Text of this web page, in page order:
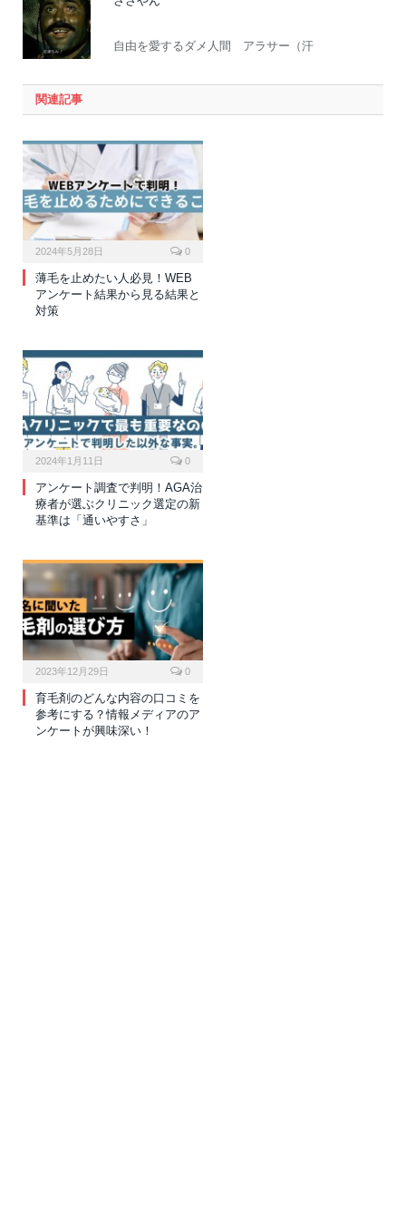
自由を愛するダメ人間 アラサー（汗
関連記事
2024年5月28日 0
薄毛を止めたい人必見！WEB
アンケート結果から見る結果と
対策
2024年1月11日 0
アンケート調査で判明！AGA治
療者が選ぶクリニック選定の新
基準は「通いやすさ」
2023年12月29日 0
育毛剤のどんな内容の口コミを
参考にする？情報メディアのア
ンケートが興味深い！